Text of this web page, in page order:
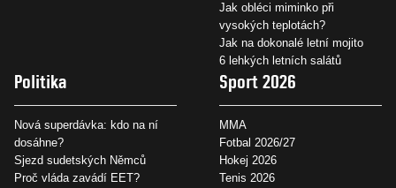
Jak obléci miminko při
vysokých teplotách?
Jak na dokonalé letní mojito
6 lehkých letních salátů
Politika
Nová superdávka: kdo na ní
dosáhne?
Sjezd sudetských Němců
Proč vláda zavádí EET?
Sport 2026
MMA
Fotbal 2026/27
Hokej 2026
Tenis 2026